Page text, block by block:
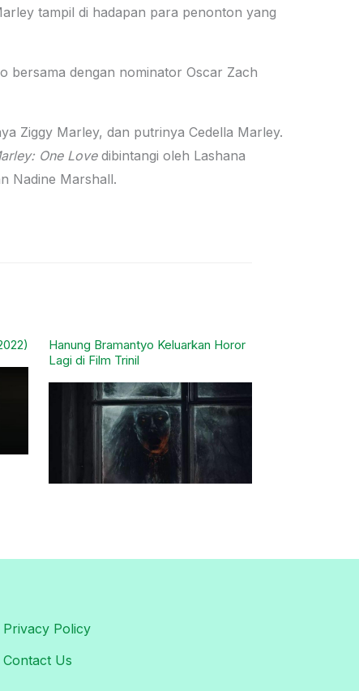
tampil di hadapan para penonton yang
bersama dengan nominator Oscar Zach
Ziggy Marley, dan putrinya Cedella Marley.
One Lovedibintangi oleh Lashana
Nadine Marshall.
Hanung Bramantyo Keluarkan Horor
Lagi di Film Trinil
Privacy Policy
Contact Us